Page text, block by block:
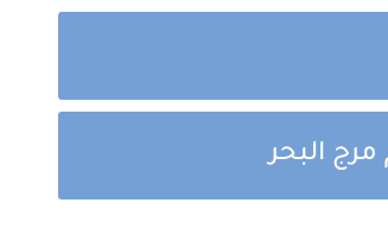
البحر